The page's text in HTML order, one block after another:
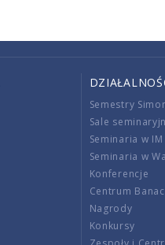
Semestry
Sale
Seminaria w IM
Seminaria w
Konferencje
Centrum
Nagrody
Konkursy